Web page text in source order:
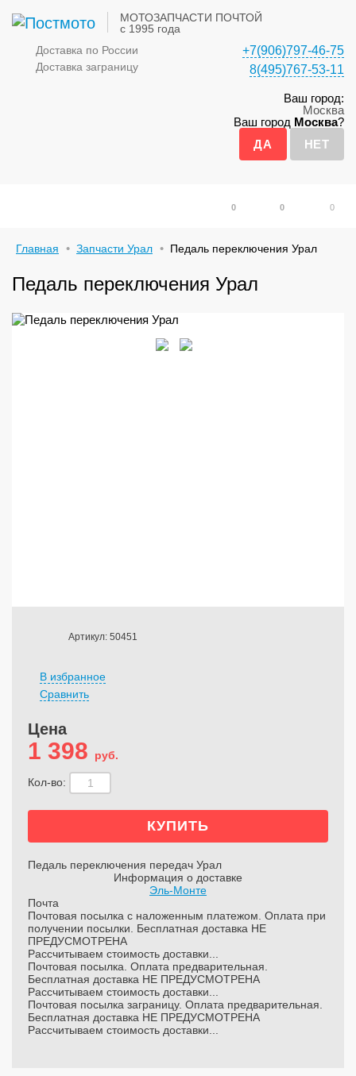
МОТОЗАПЧАСТИ ПОЧТОЙ
с 1995 года
Доставка по России
Доставка заграницу
+7(906)797-46-75
8(495)767-53-11
Ваш город:
Москва
Ваш город Москва?
0
0 0
Главная Запчасти Урал Педаль переключения Урал
Педаль переключения Урал
Артикул: 50451
В избранное
Сравнить
Цена
1 398 руб.
Кол-во:
Педаль переключения передач Урал
Информация о доставке
Эль-Монте
Почта
Почтовая посылка с наложенным платежом. Оплата при
получении посылки. Бесплатная доставка НЕ
ПРЕДУСМОТРЕНА
Рассчитываем стоимость доставки...
Почтовая посылка. Оплата предварительная.
Бесплатная доставка НЕ ПРЕДУСМОТРЕНА
Рассчитываем стоимость доставки...
Почтовая посылка заграницу. Оплата предварительная.
Бесплатная доставка НЕ ПРЕДУСМОТРЕНА
Рассчитываем стоимость доставки...